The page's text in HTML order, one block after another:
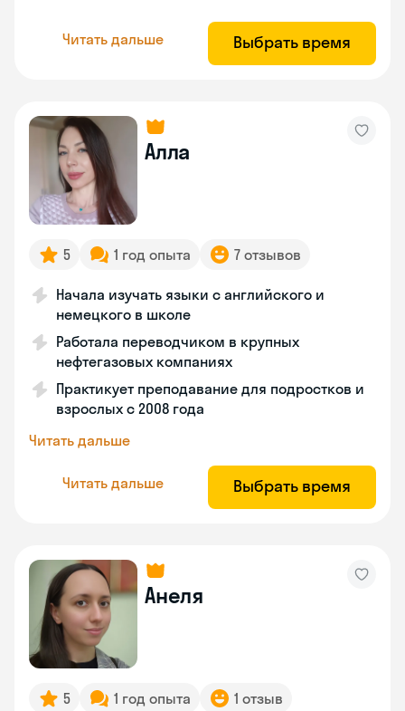
Читать дальше Выбрать время
Алла
5 1 год опыта 7 отзывов
Начала изучать языки с английского и
немецкого в школе
Работала переводчиком в крупных
нефтегазовых компаниях
Практикует преподавание для подростков и
взрослых с 2008 года
Читать дальше
Читать дальше Выбрать время
Анеля
5 1 год опыта 1 отзыв